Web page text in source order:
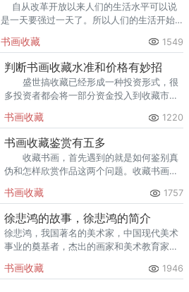
自从改革开放以来人们的生活水平可以说
是一天要强过一天了。所以人们的生活开始
了书画收藏。据现在的经济情况看，我
书画收藏 1549
判断书画收藏水准和价格有妙招
盛世搞收藏已经形成一种投资形式，很
多投资者都会将一部分资金投入到收藏市
书画收藏 1220
书画收藏鉴赏有五多
收藏书画，首先遇到的就是如何鉴别真
伪和怎样欣赏作品这两个问题。收藏书画的
和欣赏两个意思。名家书画收藏，提高眼力
务必要做到以下&ld
书画收藏 1757
徐悲鸿的故事，徐悲鸿的简介
徐悲鸿，我国著名的美术家，中国现代美术
事业的奠基者，杰出的画家和美术教育家，
席，于1895年出生于江苏省宜兴屺亭桥镇，
书画收藏 1946